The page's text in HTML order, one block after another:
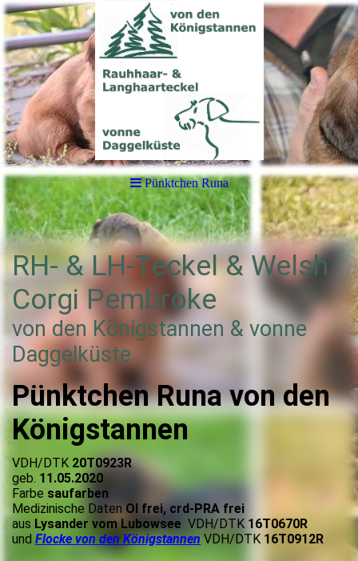
Pünktchen Runa
RH- & LH-Teckel & Welsh
Corgi Pembroke
von den Königstannen & vonne
Daggelküste
Pünktchen Runa von den
Königstannen
VDH/DTK 20T0923R
geb. 11.05.2020
Farbe saufarben
Medizinische Daten OI frei, crd-PRA frei
aus Lysander vom Lubowsee VDH/DTK 16T0670R
und Flocke von den Königstannen VDH/DTK 16T0912R